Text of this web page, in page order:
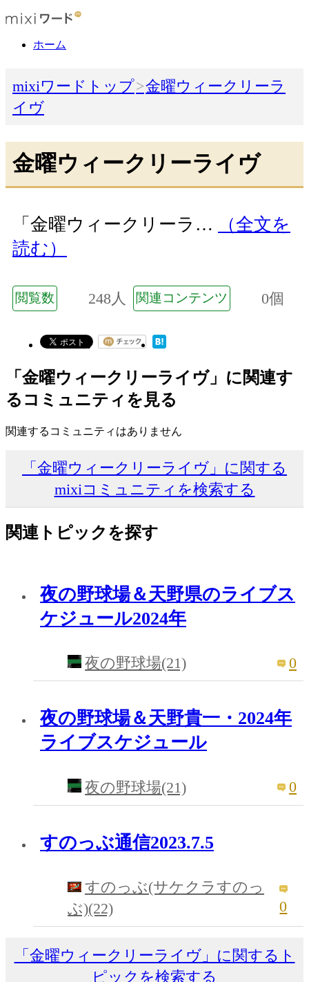
ホーム
mixiワードトップ
金曜ウィークリーラ
イヴ
金曜ウィークリーライヴ
「金曜ウィークリーラ…
（全文を
読む）
閲覧数 248人 関連コンテンツ 0個
「金曜ウィークリーライヴ」に関連す
るコミュニティを見る
関連するコミュニティはありません
「金曜ウィークリーライヴ」に関する
mixiコミュニティを検索する
関連トピックを探す
夜の野球場＆天野県のライブス
ケジュール2024年
夜の野球場(21) 0
夜の野球場＆天野貴一・2024年
ライブスケジュール
夜の野球場(21) 0
すのっぶ通信2023.7.5
すのっぶ(サケクラすのっ
ぶ)(22)
0
「金曜ウィークリーライヴ」に関するト
ピックを検索する